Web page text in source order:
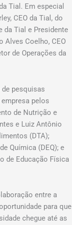
Tial. Em especial
CEO da Tial, do
da Tial e Presidente
Alves Coelho, CEO
de Operações da
pesquisas
pelos
de Nutrição e
e Luiz Antônio
(DTA);
Química (DEQ); e
de Educação Física
entre a
para que
chegue até as